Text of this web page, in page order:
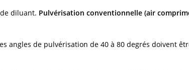
diluant. Pulvérisation conventionnelle (air
angles de pulvérisation de 40 à 80 degrés doivent